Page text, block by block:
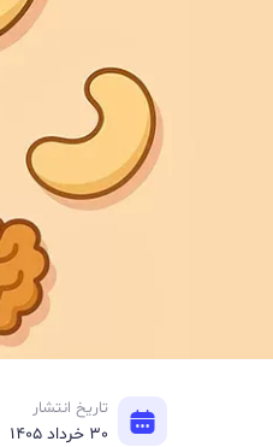
تاریخ انتشار
30 خرداد 1405